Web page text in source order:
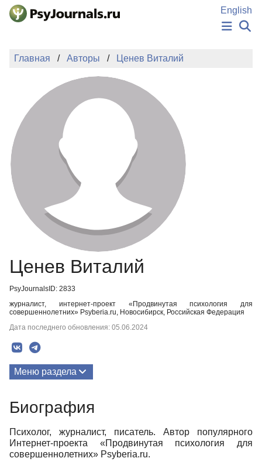
Перейти к основному содержанию
English
НОВОСТИ
АВТОРЫ
ПОДАТЬ РУКОПИСЬ
БАЗА ЗНАНИЙ
КЛЮЧЕВЫЕ СЛОВА
Регистрация
Главная Авторы Ценев Виталий
Ценев Виталий
PsyJournalsID: 2833
журналист, интернет-проект «Продвинутая психология для
совершеннолетних» Psyberia.ru, Новосибирск, Российская Федерация
Дата последнего обновления: 05.06.2024
Меню раздела
Биография
Биография
Психолог, журналист, писатель. Автор популярного
Интернет-проекта «Продвинутая психология для
совершеннолетних» Psyberia.ru.